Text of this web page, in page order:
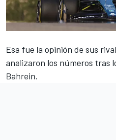
Esa fue la opinión de sus
analizaron los números tras
Bahrein.